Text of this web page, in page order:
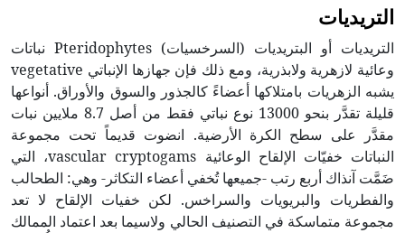
التريديات
التريديات أو البتريديات (السرخسيات) Pteridophytes نباتات
وعائية لازهرية ولابذرية، ومع ذلك فإن جهازها الإنباتي vegetative
يشبه الزهريات بامتلاكها أعضاءً كالجذور والسوق والأوراق. أنواعها
قليلة تقدَّر بنحو 13000 نوع نباتي فقط من أصل 8.7 ملايين نبات
مقدَّر على سطح الكرة الأرضية. انضوت قديماً تحت مجموعة
النباتات خفيّات الإلقاح الوعائية vascular cryptogams، التي
ضَمَّت آنذاك أربع رتب -جميعها تُخفي أعضاء التكاثر- وهي: الطحالب
والفطريات والبريويات والسراخس. لكن خفيات الإلقاح لا تعد
مجموعة متماسكة في التصنيف الحالي ولاسيما بعد اعتماد الممالك